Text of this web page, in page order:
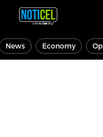
News Economy